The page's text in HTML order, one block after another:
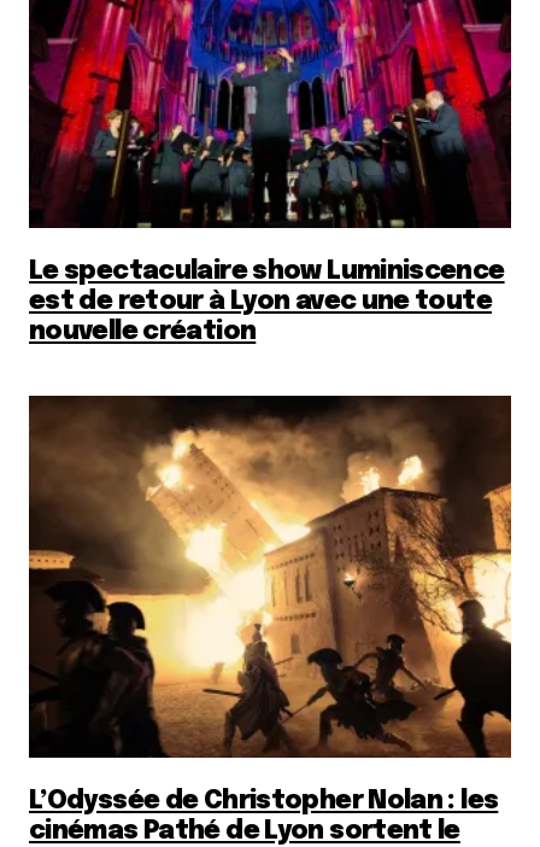
Le spectaculaire show Luminiscence
est de retour à Lyon avec une toute
nouvelle création
L’Odyssée de Christopher Nolan : les
cinémas Pathé de Lyon sortent le